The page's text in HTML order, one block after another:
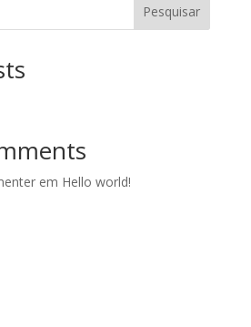
Pesquisar
em Hello world!